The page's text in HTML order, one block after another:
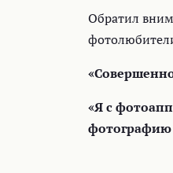
Обратил
«Я с
фотографию